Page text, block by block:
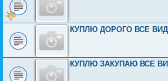
КУПЛЮ ДОРОГО ВСЕ
КУПЛЮ ЗАКУПАЮ ВСЕ